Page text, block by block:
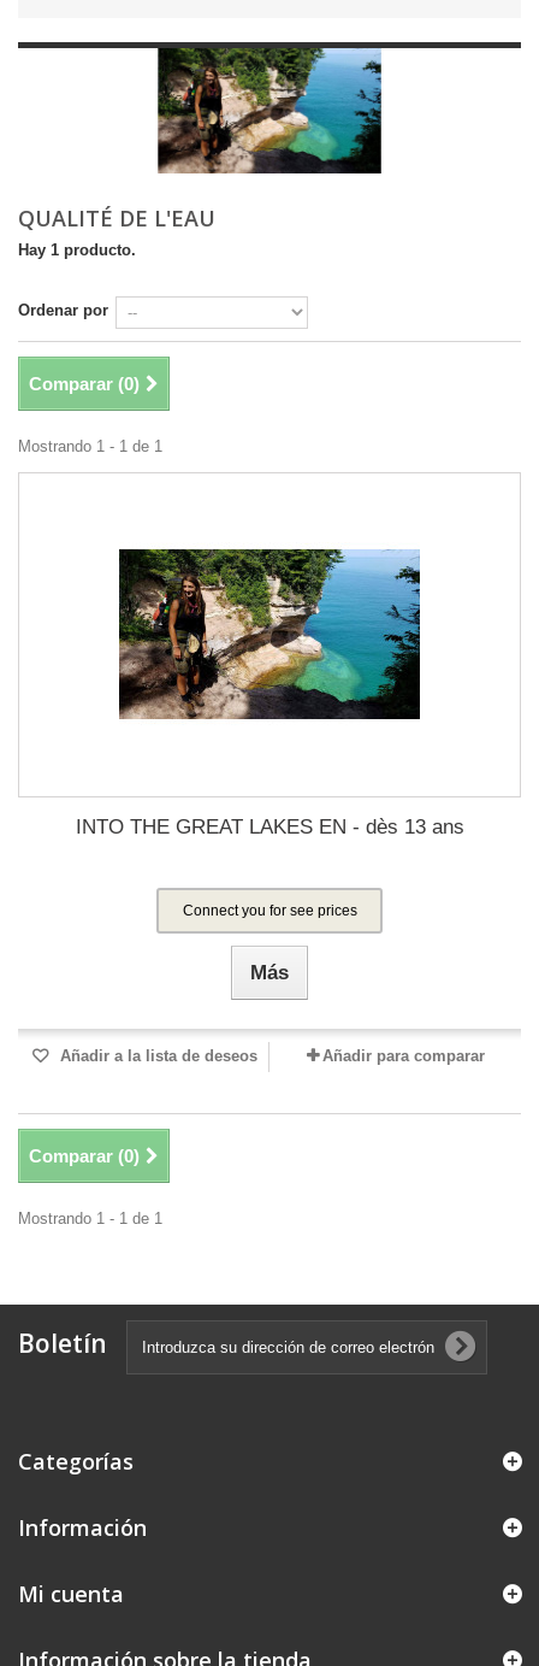
QUALITÉ DE L'EAU
Hay 1 producto.
Ordenar por
Comparar (0)
Mostrando 1 - 1 de 1
INTO THE GREAT LAKES EN - dès 13 ans
Connect you for see prices
Más
Añadir a la lista de deseos Añadir para comparar
Comparar (0)
Mostrando 1 - 1 de 1
Boletín
Categorías
Información
Mi cuenta
Información sobre la tienda